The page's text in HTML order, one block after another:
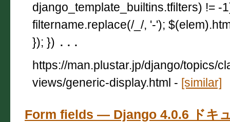
django_template_builtins.tfilters) != -
filtername.replace(/_/, '-');
}); }) ...
https://man.plustar.jp/django/topics/
views/generic-display.html - [similar]
Form fields — Django 4.0.6 ドキ